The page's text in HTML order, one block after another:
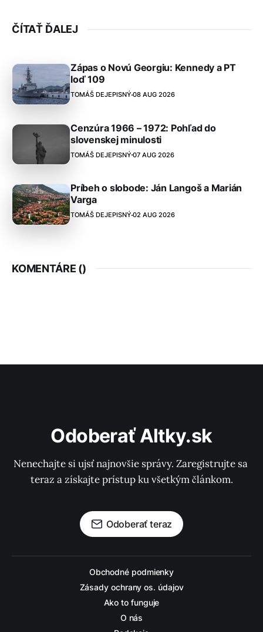
ČÍTAŤ ĎALEJ
Zápas o Novú Georgiu: Kennedy a PT
loď 109
TOMÁŠ DEJEPISNÝ 08 AUG 2026
Cenzúra 1966 – 1972: Pohľad do
slovenskej minulosti
TOMÁŠ DEJEPISNÝ 07 AUG 2026
Príbeh o slobode: Ján Langoš a Marián
Varga
TOMÁŠ DEJEPISNÝ 02 AUG 2026
KOMENTÁRE ()
Odoberať Altky.sk
Nenechajte si ujsť najnovšie správy. Zaregistrujte sa
teraz a získajte prístup ku všetkým článkom.
Odoberať teraz
Obchodné podmienky
Zásady ochrany os. údajov
Ako to funguje
O nás